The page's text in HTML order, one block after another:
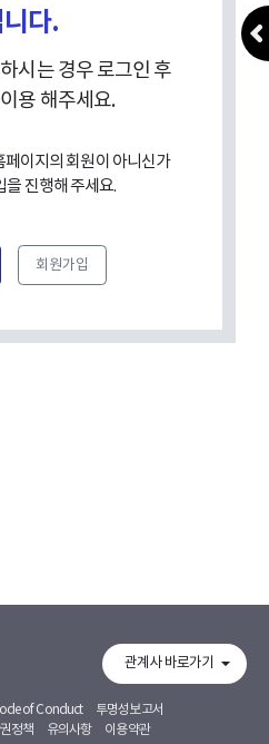
다.
시는 경우 로그인 후
용 해주세요.
페이지의 회원이 아니신가
을 진행해 주세요.
회원가입
of Conduct
투명성보고서
정책 유의사항 이용약관
관계사 바로가기